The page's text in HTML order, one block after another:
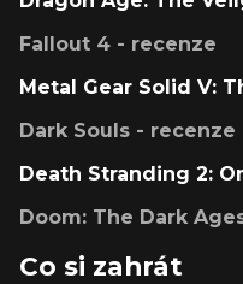
Fallout 4 - recenze
Metal Gear Solid V:
Dark Souls - recenze
Death Stranding 2:
Doom: The Dark
Co si zahrát